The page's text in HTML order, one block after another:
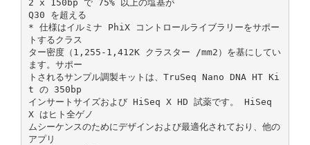
2 x 150bp で 75% 以上の塩基が
Q30 を超える
* 仕様はイルミナ PhiX コントロールライブラリーをサポー
トするクラス
ター密度（1,255-1,412K クラスター /mm2）を基にしてい
ます。サポー
トされるサンプル調製キットは、TruSeq Nano DNA HT Ki
t の 350bp
インサートサイズおよび HiSeq X HD 試薬です。 HiSeq
X はヒト全ゲノ
ムシーケンスのためにデザインおよび最適化されており、他の
アプリ